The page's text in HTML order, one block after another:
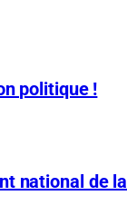
politique !
national de